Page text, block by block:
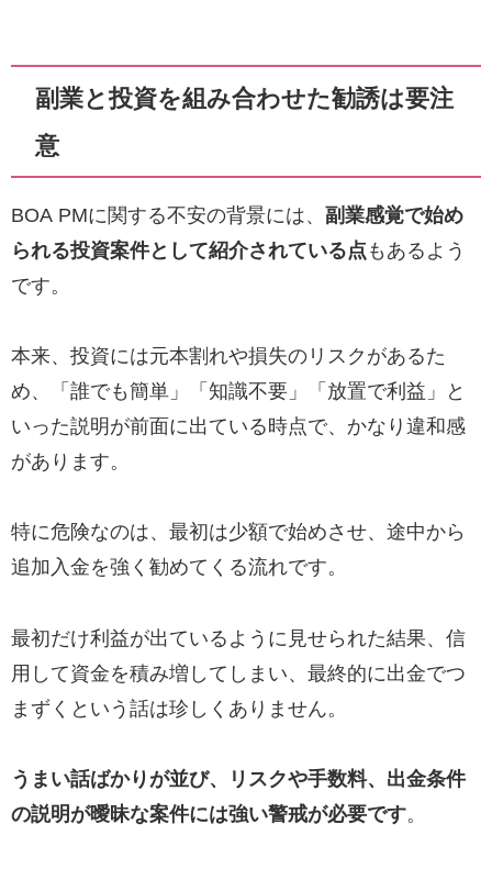
副業と投資を組み合わせた勧誘は要注
意
BOA PMに関する不安の背景には、 副業感覚で始め
られる投資案件として紹介されている点 もあるよう
です。
本来、投資には元本割れや損失のリスクがあるた
め、「誰でも簡単」「知識不要」「放置で利益」と
いった説明が前面に出ている時点で、かなり違和感
があります。
特に危険なのは、最初は少額で始めさせ、途中から
追加入金を強く勧めてくる流れです。
最初だけ利益が出ているように見せられた結果、信
用して資金を積み増してしまい、最終的に出金でつ
まずくという話は珍しくありません。
うまい話ばかりが並び、リスクや手数料、出金条件
の説明が曖昧な案件には強い警戒が必要です。